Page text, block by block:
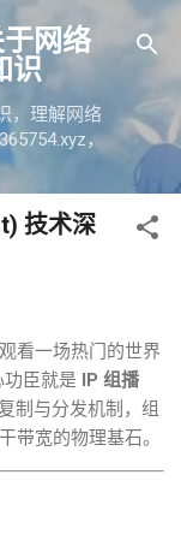
网络
识
，理解网络
，
技术深
看一场热门的世界
臣就是 IP 组播
制与分发机制，组
带宽的物理基石。